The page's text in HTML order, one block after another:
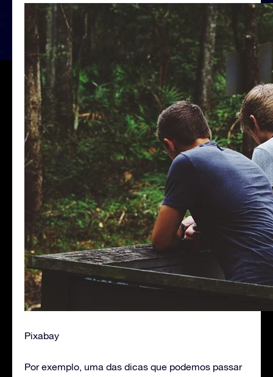
Pixabay
Por exemplo, uma das dicas que podemos passar